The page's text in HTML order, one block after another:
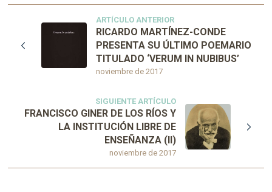
ARTÍCULO ANTERIOR
noviembre de 2017
RICARDO MARTÍNEZ-CONDE
PRESENTA SU ÚLTIMO POEMARIO
TITULADO ‘VERUM IN NUBIBUS’
SIGUIENTE ARTÍCULO
noviembre de 2017
FRANCISCO GINER DE LOS RÍOS Y
LA INSTITUCIÓN LIBRE DE
ENSEÑANZA (II)